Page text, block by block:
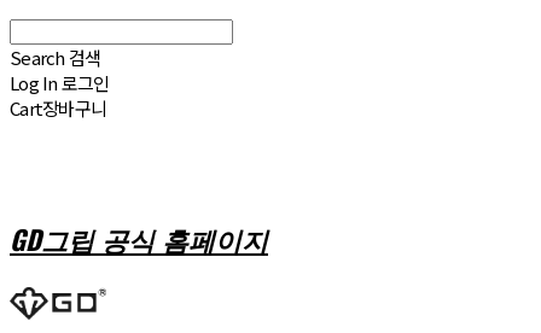
Search 검색
Log In로그인
Cart장바구니
GD그립 공식 홈페이지